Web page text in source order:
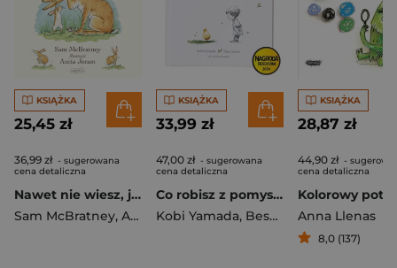
KSIĄŻKA
25,45 zł
36,99 zł - sugerowana
cena detaliczna
Nawet nie wiesz, jak bardzo Cię kocham
Sam McBratney, Anita Jeram
KSIĄŻKA
33,99 zł
47,00 zł - sugerowana
cena detaliczna
Co robisz z pomysłem
Kobi Yamada, Besom Mae
KSIĄŻKA
28,87 zł
44,90 zł -
cena detaliczna
Kolorowy
Anna Llenas
8,0 (137)